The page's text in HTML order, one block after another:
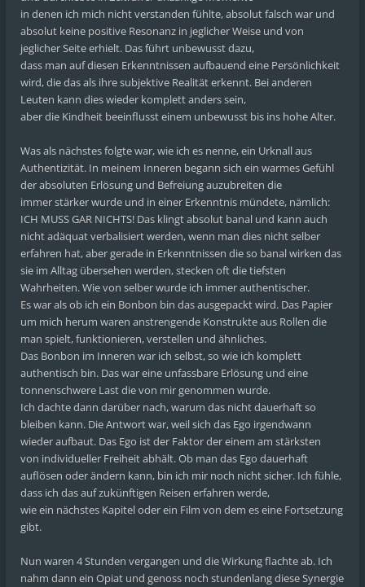
in denen ich mich nicht verstanden fühlte, absolut falsch war und
absolut keine positive Resonanz in jeglicher Weise und von
jeglicher Seite erhielt. Das führt unbewusst dazu,
dass man auf diesen Erkenntnissen aufbauend eine Persönlichkeit
wird, die das als ihre subjektive Realität erkennt. Bei anderen
Leuten kann dies wieder komplett anders sein,
aber die Kindheit beeinflusst einem unbewusst bis ins hohe Alter.
Was als nächstes folgte war, wie ich es nenne, ein Urknall aus
Authentizität. In meinem Inneren begann sich ein warmes Gefühl
der absoluten Erlösung und Befreiung auzubreiten die
immer stärker wurde und in einer Erkenntnis mündete, nämlich:
ICH MUSS GAR NICHTS! Das klingt absolut banal und kann auch
nicht adäquat verbalisiert werden, wenn man dies nicht selber
erfahren hat, aber gerade in Erkenntnissen die so banal wirken das
sie im Alltag übersehen werden, stecken oft die tiefsten
Wahrheiten. Wie von selber wurde ich immer authentischer.
Es war als ob ich ein Bonbon bin das ausgepackt wird. Das Papier
um mich herum waren anstrengende Konstrukte aus Rollen die
man spielt, funktionieren, verstellen und ähnliches.
Das Bonbon im Inneren war ich selbst, so wie ich komplett
authentisch bin. Das war eine unfassbare Erlösung und eine
tonnenschwere Last die von mir genommen wurde.
Ich dachte dann darüber nach, warum das nicht dauerhaft so
bleiben kann. Die Antwort war, weil sich das Ego irgendwann
wieder aufbaut. Das Ego ist der Faktor der einem am stärksten
von individueller Freiheit abhält. Ob man das Ego dauerhaft
auflösen oder ändern kann, bin ich mir noch nicht sicher. Ich fühle,
dass ich das auf zukünftigen Reisen erfahren werde,
wie ein nächstes Kapitel oder ein Film von dem es eine Fortsetzung
gibt.
Nun waren 4 Stunden vergangen und die Wirkung flachte ab. Ich
nahm dann ein Opiat und genoss noch stundenlang diese Synergie